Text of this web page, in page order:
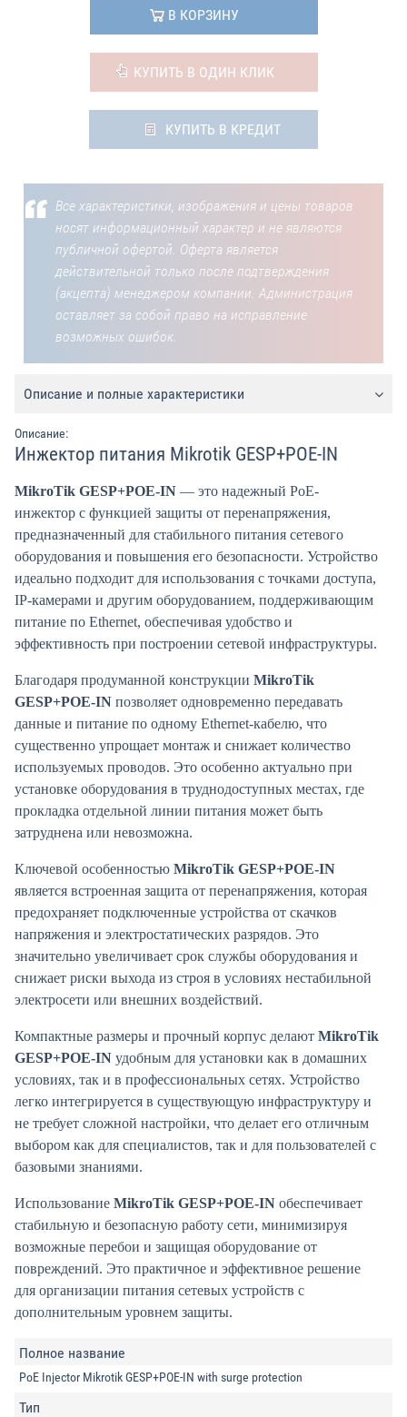
В КОРЗИНУ
КУПИТЬ В ОДИН КЛИК
КУПИТЬ В КРЕДИТ
Все характеристики, изображения и цены товаров
носят информационный характер и не являются
публичной офертой. Оферта является
действительной только после подтверждения
(акцепта) менеджером компании. Администрация
оставляет за собой право на исправление
возможных ошибок.
Описание и полные характеристики
Описание:
Инжектор питания Mikrotik GESP+POE-IN
MikroTik GESP+POE-IN — это надежный PoE-
инжектор с функцией защиты от перенапряжения,
предназначенный для стабильного питания сетевого
оборудования и повышения его безопасности. Устройство
идеально подходит для использования с точками доступа,
IP-камерами и другим оборудованием, поддерживающим
питание по Ethernet, обеспечивая удобство и
эффективность при построении сетевой инфраструктуры.
Благодаря продуманной конструкции MikroTik
GESP+POE-IN позволяет одновременно передавать
данные и питание по одному Ethernet-кабелю, что
существенно упрощает монтаж и снижает количество
используемых проводов. Это особенно актуально при
установке оборудования в труднодоступных местах, где
прокладка отдельной линии питания может быть
затруднена или невозможна.
Ключевой особенностью MikroTik GESP+POE-IN
является встроенная защита от перенапряжения, которая
предохраняет подключенные устройства от скачков
напряжения и электростатических разрядов. Это
значительно увеличивает срок службы оборудования и
снижает риски выхода из строя в условиях нестабильной
электросети или внешних воздействий.
Компактные размеры и прочный корпус делают MikroTik
GESP+POE-IN удобным для установки как в домашних
условиях, так и в профессиональных сетях. Устройство
легко интегрируется в существующую инфраструктуру и
не требует сложной настройки, что делает его отличным
выбором как для специалистов, так и для пользователей с
базовыми знаниями.
Использование MikroTik GESP+POE-IN обеспечивает
стабильную и безопасную работу сети, минимизируя
возможные перебои и защищая оборудование от
повреждений. Это практичное и эффективное решение
для организации питания сетевых устройств с
дополнительным уровнем защиты.
Полное название
PoE Injector Mikrotik GESP+POE-IN with surge protection
Тип